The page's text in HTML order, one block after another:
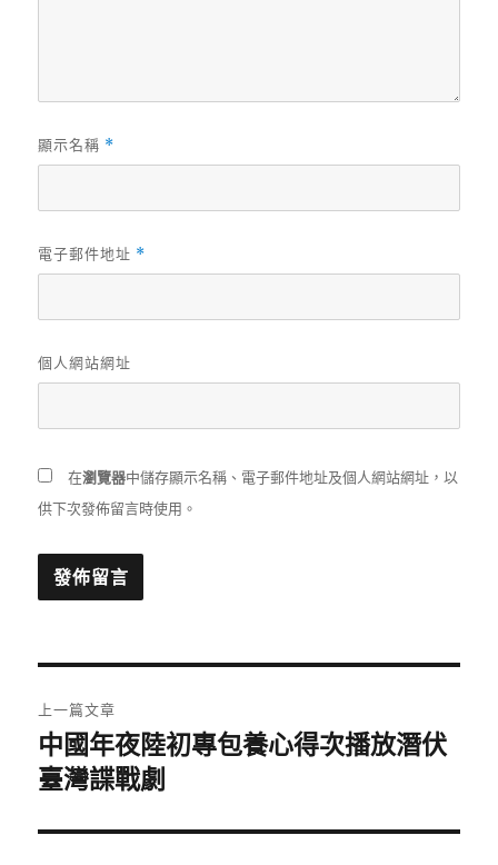
顯示名稱 *
電子郵件地址 *
個人網站網址
在瀏覽器中儲存顯示名稱、電子郵件地址及個人網站網址，以
供下次發佈留言時使用。
章
導
覽
上一篇文章
上
一
文
中國年夜陸初專包養心得次播放潛伏
臺灣諜戰劇